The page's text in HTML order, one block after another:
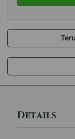
Details